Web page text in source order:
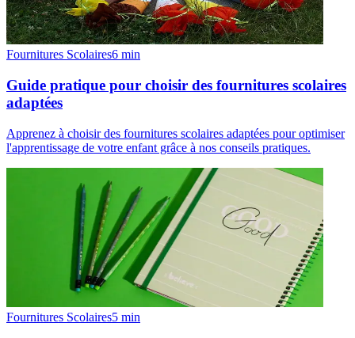
Fournitures Scolaires6 min
Guide pratique pour choisir des fournitures scolaires
adaptées
Apprenez à choisir des fournitures scolaires adaptées pour optimiser
l'apprentissage de votre enfant grâce à nos conseils pratiques.
Fournitures Scolaires5 min